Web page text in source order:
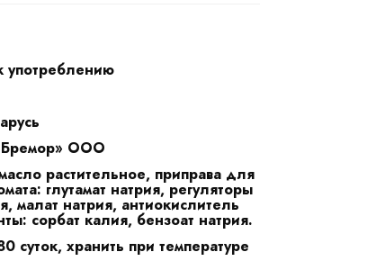
употреблению
Бремор» ООО
растительное, приправа для
глутамат натрия, регуляторы
малат натрия, антиокислитель
сорбат калия, бензоат натрия.
суток, хранить при температуре